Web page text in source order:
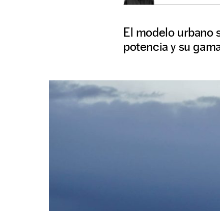
El modelo urbano
potencia y su